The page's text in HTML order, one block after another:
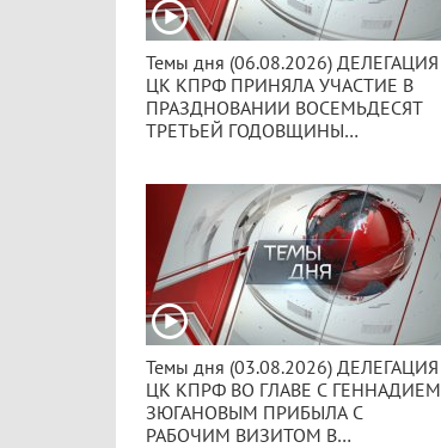
Темы дня (06.08.2026) ДЕЛЕГАЦИЯ
ЦК КПРФ ПРИНЯЛА УЧАСТИЕ В
ПРАЗДНОВАНИИ ВОСЕМЬДЕСЯТ
ТРЕТЬЕЙ ГОДОВЩИНЫ
ЗАХВАТЧИКОВ.
Темы дня (03.08.2026) ДЕЛЕГАЦИЯ
ЦК КПРФ ВО ГЛАВЕ С ГЕННАДИЕМ
ЗЮГАНОВЫМ ПРИБЫЛА С
РАБОЧИМ ВИЗИТОМ В